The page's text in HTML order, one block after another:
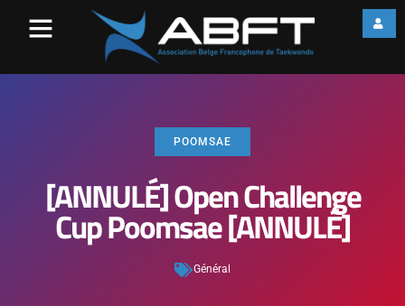
POOMSAE
[ANNULÉ] Open Challenge
Cup Poomsae [ANNULÉ]
Général